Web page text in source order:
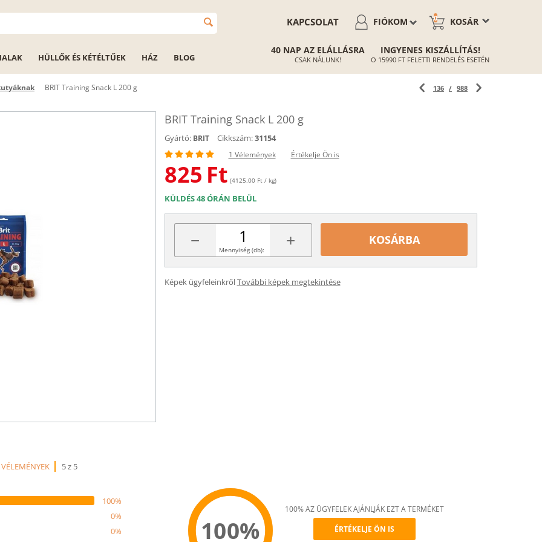
KOSÁR
0
FIÓKOM
KAPCSOLAT
HÜLLŐK ÉS KÉTÉLTŰEK HÁZ BLOG
40 NAP AZ ELÁLLÁSRA
CSAK NÁLUNK!
INGYENES KISZÁLLÍTÁS!
O 15990 FT FELETTI RENDELÉS ESETÉN
BRIT Training Snack L 200 g 136 / 988
BRIT Training Snack L 200 g
Gyártó: BRIT Cikkszám:31154
1 Vélemények Értékelje Ön is
825 Ft (4125.00 Ft / kg)
KÜLDÉS 48 ÓRÁN BELÜL
− +
Mennyiség (db):
KOSÁRBA
Képek ügyfeleinkrőlTovábbi képek megtekintése
5 z 5
100%
0%
0%
100%
100% AZ ÜGYFELEK AJÁNLJÁK EZT A TERMÉKET
ÉRTÉKELJE ÖN IS